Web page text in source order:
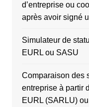
d’entreprise ou
après avoir signé
Simulateur de
EURL ou SASU
Comparaison des
entreprise à partir
EURL (SARLU)